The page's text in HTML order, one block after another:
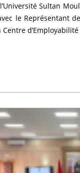
Sultan
le Représentant
Centre